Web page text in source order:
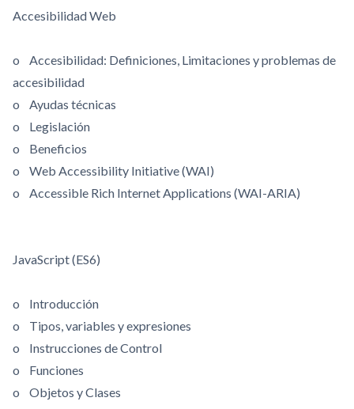
Accesibilidad Web
o Accesibilidad: Definiciones, Limitaciones y problemas de
accesibilidad
o Ayudas técnicas
o Legislación
o Beneficios
o Web Accessibility Initiative (WAI)
o Accessible Rich Internet Applications (WAI-ARIA)
JavaScript (ES6)
o Introducción
o Tipos, variables y expresiones
o Instrucciones de Control
o Funciones
o Objetos y Clases